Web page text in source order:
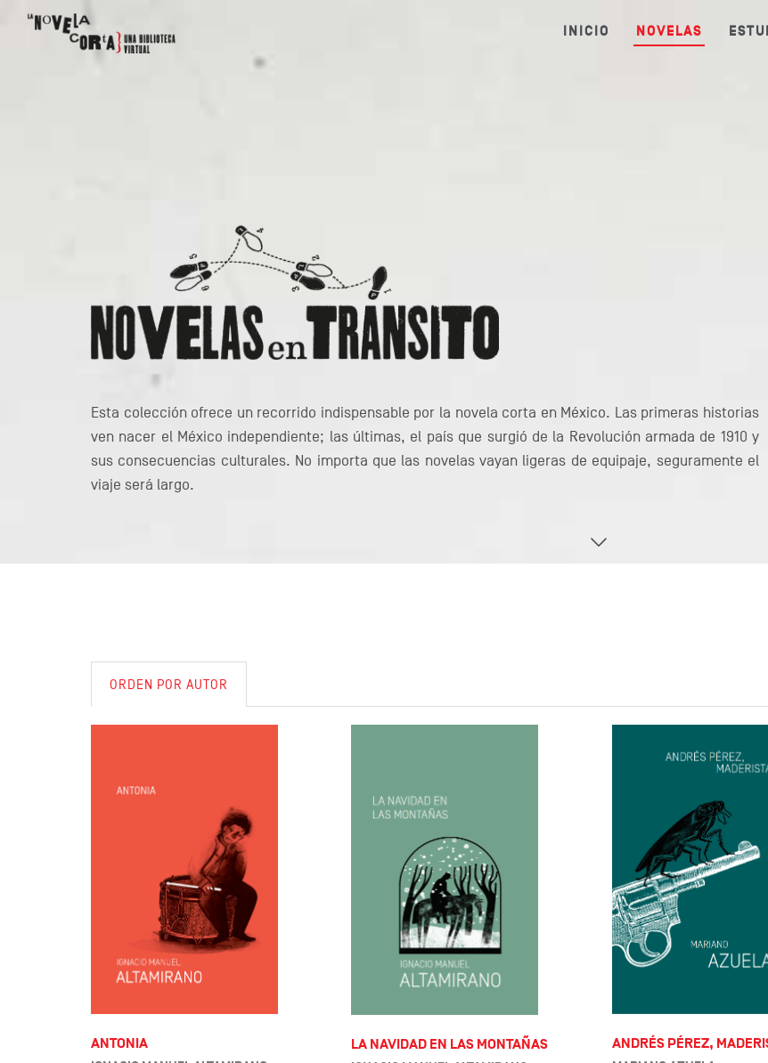
INICIO NOVELAS
Esta colección ofrece un recorrido indispensable por la novela corta en México. Las primeras historias
ven nacer el México independiente; las últimas, el país que surgió de la Revolución armada de 1910 y
sus consecuencias culturales. No importa que las novelas vayan ligeras de equipaje, seguramente el
viaje será largo.
ORDEN POR AUTOR
ANTONIA LA NAVIDAD EN LAS MONTAÑAS ANDRÉS PÉREZ,